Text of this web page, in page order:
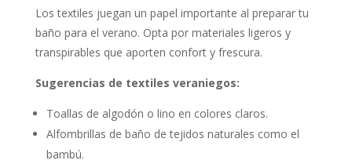
Los textiles juegan un papel importante al preparar tu
baño para el verano. Opta por materiales ligeros y
transpirables que aporten confort y frescura.
Sugerencias de textiles veraniegos:
Toallas de algodón o lino en colores claros.
Alfombrillas de baño de tejidos naturales como el
bambú.